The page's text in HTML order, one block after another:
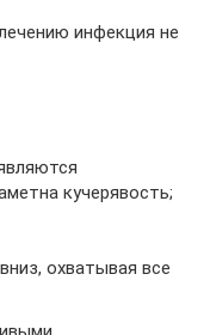
инфекция не
кучерявость;
охватывая все